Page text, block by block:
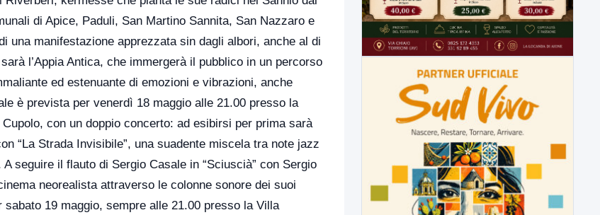
di Apice, Paduli, San Martino Sannita, San Nazzaro e
una manifestazione apprezzata sin dagli albori, anche al di
l’Appia Antica, che immergerà il pubblico in un percorso
ed estenuante di emozioni e vibrazioni, anche
è prevista per venerdì 18 maggio alle 21.00 presso la
con un doppio concerto: ad esibirsi per prima sarà
“La Strada Invisibile”, una suadente miscela tra note jazz
seguire il flauto di Sergio Casale in “Sciuscià” con Sergio
neorealista attraverso le colonne sonore dei suoi
19 maggio, sempre alle 21.00 presso la Villa